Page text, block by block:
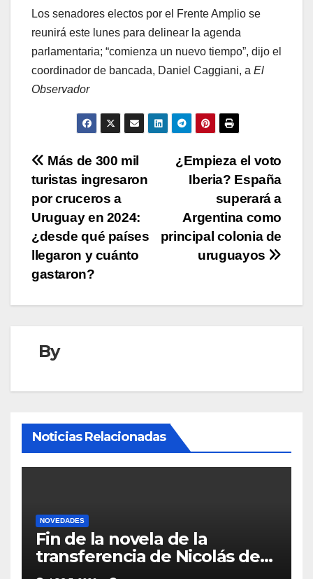
Los senadores electos por el Frente Amplio se
reunirá este lunes para delinear la agenda
parlamentaria; “comienza un nuevo tiempo”, dijo el
coordinador de bancada, Daniel Caggiani, a El
Observador
Navegación
de
entradas
¿Empieza el voto
Iberia? España
superará a
Argentina como
principal colonia de
uruguayos
Más de 300 mil
turistas ingresaron
por cruceros a
Uruguay en 2024:
¿desde qué países
llegaron y cuánto
gastaron?
By
Noticias Relacionadas
NOVEDADES
Fin de la novela de la
transferencia de Nicolás de
la Cruz a Peñarol: “La